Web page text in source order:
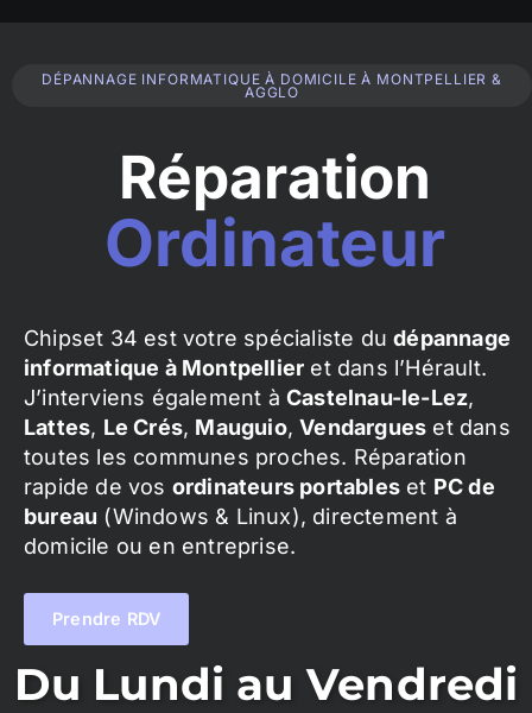
DÉPANNAGE INFORMATIQUE À DOMICILE À MONTPELLIER &
AGGLO
Réparation
Ordinateur
Chipset 34 est votre spécialiste dudépannage
informatique à Montpellier et dans l’Hérault.
J’interviens également à Castelnau-le-Lez,
Lattes, Le Crés, Mauguio,Vendargues et dans
toutes les communes proches. Réparation
rapide de vos ordinateurs portables et PC de
bureau (Windows & Linux), directement à
domicile ou en entreprise.
Prendre RDV
Du Lundi au Vendredi